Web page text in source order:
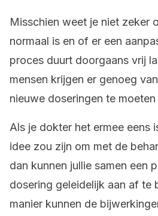
Misschien weet je niet zeker
normaal is en of er een
proces duurt doorgaans vrij
mensen krijgen er genoeg
nieuwe doseringen te
Als je dokter het ermee eens
idee zou zijn om met de
dan kunnen jullie samen een
dosering geleidelijk aan af te
manier kunnen de